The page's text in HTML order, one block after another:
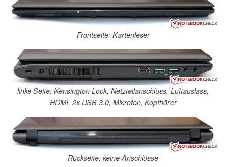
Frontseite: Kartenleser
linke Seite: Kensington Lock, Netzteilanschluss, Luftauslass,
HDMI, 2x USB 3.0, Mikrofon, Kopfhörer
Rückseite: keine Anschlüsse